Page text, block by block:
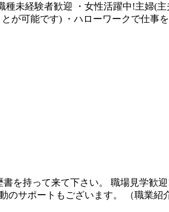
未経験者歓迎 ・女性活躍中!主婦(
が可能です) ・ハローワークで仕事
を持って来て下さい。 職場見学歓
サポートもございます。 （職業紹